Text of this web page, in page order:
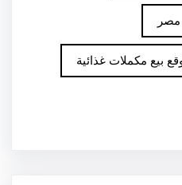
مصر
بيع مكملات غذائية